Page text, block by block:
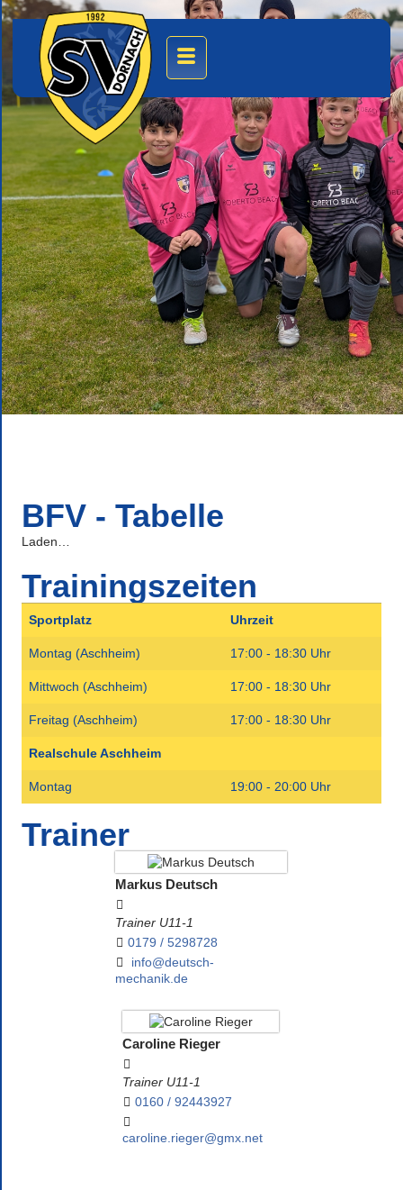
BFV - Tabelle
Laden…
Trainingszeiten
Sportplatz Uhrzeit
Montag (Aschheim) 17:00 - 18:30 Uhr
Mittwoch (Aschheim) 17:00 - 18:30 Uhr
Freitag (Aschheim) 17:00 - 18:30 Uhr
Realschule Aschheim
Montag 19:00 - 20:00 Uhr
Trainer
Markus Deutsch
Trainer U11-1
0179 / 5298728
info@deutsch-
mechanik.de
Caroline Rieger
Trainer U11-1
0160 / 92443927
caroline.rieger@gmx.net